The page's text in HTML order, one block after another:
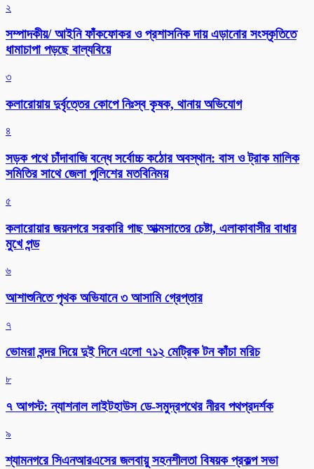
২
সম্পাদকীয়/ আইনি ফাঁকফোকর ও প্রশাসনিক দায় এড়ানোর সংস্কৃতিতে
ধামাচাপা পড়ছে বাল্যবিয়ে
৩
কলারোয়ায় দুর্বৃত্তের কোপে নিঃস্ব কৃষক, থানায় অভিযোগ
৪
সড়ক পথে চাঁদাবাজি বন্ধে সর্বোচ্চ কঠোর অবস্থান: বাস ও ট্রাক মালিক
সমিতির সাথে জেলা পুলিশের মতবিনিময়
৫
কলারোয়ার জয়নগরে সরকারি গাছ আত্মসাতের চেষ্টা, এলাকাবাসীর বাধার
মুখে পন্ড
৬
আশাশুনিতে পৃথক অভিযানে ৩ আসামি গ্রেপ্তার
৭
ভোমরা বন্দর দিয়ে দুই দিনে এলো ৭১২ মেট্রিক টন কাঁচা মরিচ
৮
৭ আগস্ট: ন্যাশনাল লাইটহাউস ডে-সমুদ্রপথের নীরব পথপ্রদর্শক
৯
শ্যামনগরে সিএনআরএসের জলবায়ু সহনশীলতা বিষয়ক প্রকল্প সভা